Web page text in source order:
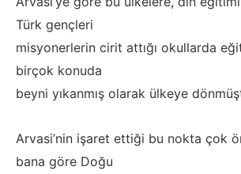
Türk gençleri
misyonerlerin cirit attığı okullarda
birçok konuda
beyni yıkanmış olarak ülkeye
Arvasi’nin işaret ettiği bu nokta çok
bana göre Doğu